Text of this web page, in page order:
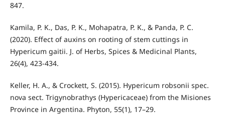
847.
Kamila, P. K., Das, P. K., Mohapatra, P. K., & Panda, P. C.
(2020). Effect of auxins on rooting of stem cuttings in
Hypericum gaitii. J. of Herbs, Spices & Medicinal Plants,
26(4), 423-434.
Keller, H. A., & Crockett, S. (2015). Hypericum robsonii spec.
nova sect. Trigynobrathys (Hypericaceae) from the Misiones
Province in Argentina. Phyton, 55(1), 17–29.